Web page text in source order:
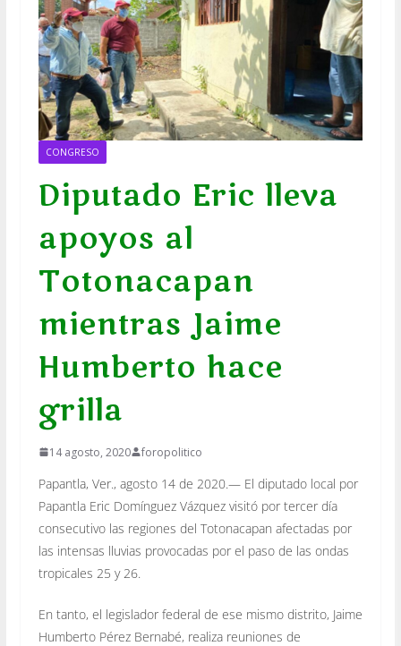
CONGRESO
Diputado Eric lleva
apoyos al
Totonacapan
mientras Jaime
Humberto hace
grilla
14 agosto, 2020 foropolitico
Papantla, Ver., agosto 14 de 2020.— El diputado local por
Papantla Eric Domínguez Vázquez visitó por tercer día
consecutivo las regiones del Totonacapan afectadas por
las intensas lluvias provocadas por el paso de las ondas
tropicales 25 y 26.
En tanto, el legislador federal de ese mismo distrito, Jaime
Humberto Pérez Bernabé, realiza reuniones de